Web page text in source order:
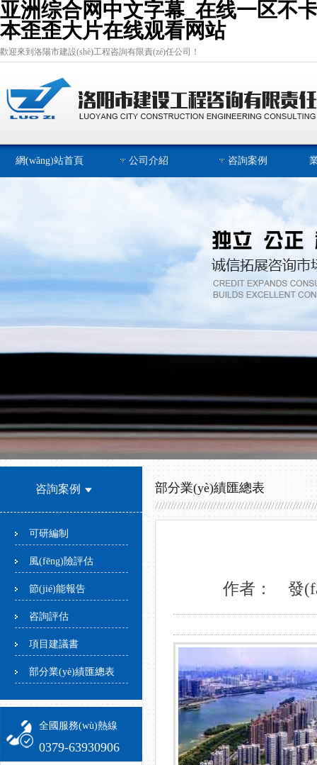
亚洲综合网中文字幕_在线一区不
本歪歪大片在线观看网站
歡迎來到洛陽市建設(shè)工程咨詢有限責(zé)任公司！
網(wǎng)站首頁 公司介紹 咨詢案例
咨詢案例
可研編制
風(fēng)險評估
節(jié)能報告
咨詢評估
項目建議書
部分業(yè)績匯總表
全國服務(wù)熱線
0379-63930906
部分業(yè)績匯總表
作者： 發